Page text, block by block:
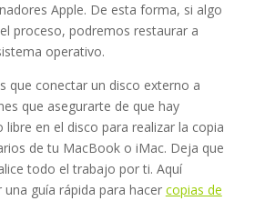
Apple. De esta forma, si algo
proceso, podremos restaurar a
operativo.
que conectar un disco externo a
que asegurarte de que hay
libre en el disco para realizar la copia
de tu MacBook o iMac. Deja que
todo el trabajo por ti. Aquí
guía rápida para hacer copias de